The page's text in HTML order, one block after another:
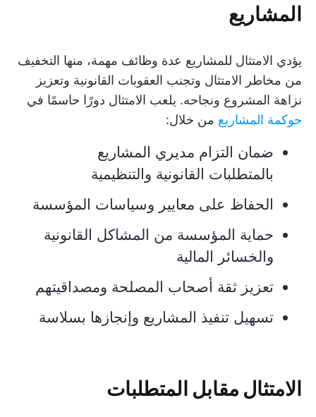
المشاريع
يؤدي الامتثال للمشاريع عدة وظائف مهمة، منها التخفيف
من مخاطر الامتثال وتجنب العقوبات القانونية وتعزيز
نزاهة المشروع ونجاحه. يلعب الامتثال دورًا حاسمًا في
حوكمة المشاريع من خلال:
ضمان التزام مديري المشاريع
بالمتطلبات القانونية والتنظيمية
الحفاظ على معايير وسياسات المؤسسة
حماية المؤسسة من المشاكل القانونية
والخسائر المالية
تعزيز ثقة أصحاب المصلحة ومصداقيتهم
تسهيل تنفيذ المشاريع وإنجازها بسلاسة
الامتثال مقابل المتطلبات